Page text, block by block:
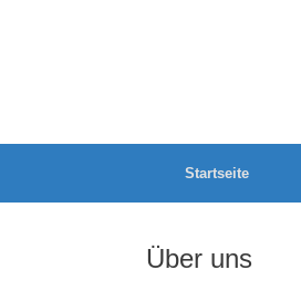
Startseite
Über uns